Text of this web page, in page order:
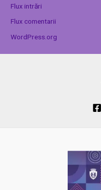
Flux intrări
Flux comentarii
WordPress.org